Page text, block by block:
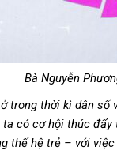
Bà Nguyễn
trong thời kì dân số
ta có cơ hội thúc đẩy
thế hệ trẻ – với việc